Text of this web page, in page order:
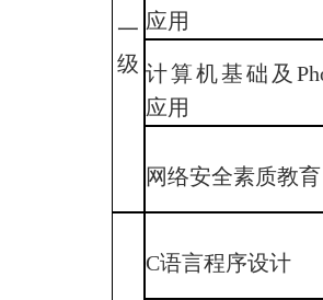
一
级
应用
计算机基础及
应用
网络安全素质教育
C语言程序设计